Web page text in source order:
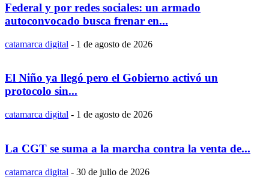
Federal y por redes sociales: un armado
autoconvocado busca frenar en...
catamarca digital - 1 de agosto de 2026
El Niño ya llegó pero el Gobierno activó un
protocolo sin...
catamarca digital - 1 de agosto de 2026
La CGT se suma a la marcha contra la venta de...
catamarca digital - 30 de julio de 2026